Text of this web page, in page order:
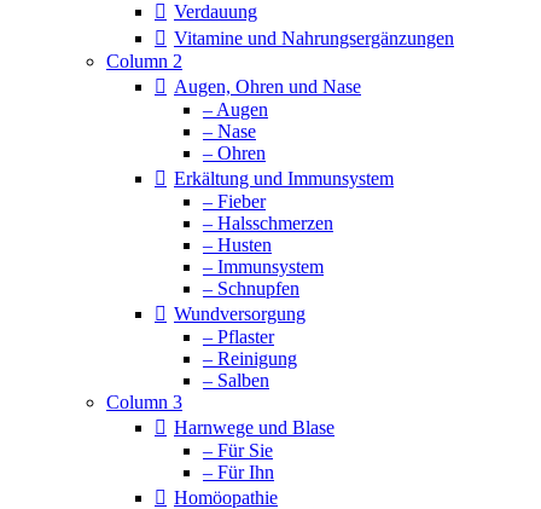
Verdauung
Vitamine und Nahrungsergänzungen
Column 2
Augen, Ohren und Nase
– Augen
– Nase
– Ohren
Erkältung und Immunsystem
– Fieber
– Halsschmerzen
– Husten
– Immunsystem
– Schnupfen
Wundversorgung
– Pflaster
– Reinigung
– Salben
Column 3
Harnwege und Blase
– Für Sie
– Für Ihn
Homöopathie